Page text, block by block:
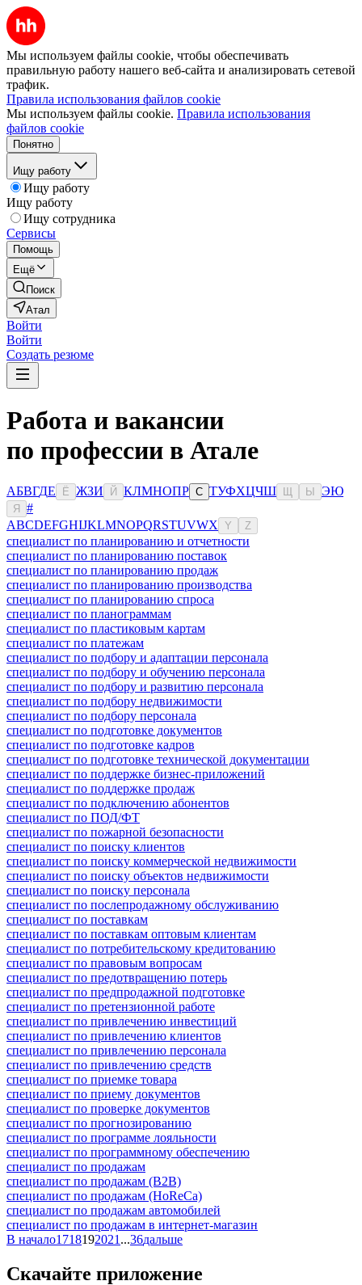
Мы используем файлы cookie, чтобы обеспечивать
правильную работу нашего веб-сайта и анализировать сетевой
трафик.
Правила использования файлов cookie
Мы используем файлы cookie. Правила использования
файлов cookie
Понятно
Ищу работу
Ищу работу
Ищу работу
Ищу сотрудника
Сервисы
Помощь
Ещё
Поиск
Атал
Войти
Войти
Создать резюме
Работа и вакансии
по профессии в Атале
АБВГДЕ Ё ЖЗИ Й КЛМНОПР С ТУФХЦЧШ Ы ЭЮ
Я
#
ABCDEFGHIJKLMNOPQRSTUVWX Y Z
специалист по планированию и отчетности
специалист по планированию поставок
специалист по планированию продаж
специалист по планированию производства
специалист по планированию спроса
специалист по планограммам
специалист по пластиковым картам
специалист по платежам
специалист по подбору и адаптации персонала
специалист по подбору и обучению персонала
специалист по подбору и развитию персонала
специалист по подбору недвижимости
специалист по подбору персонала
специалист по подготовке документов
специалист по подготовке кадров
специалист по подготовке технической документации
специалист по поддержке бизнес-приложений
специалист по поддержке продаж
специалист по подключению абонентов
специалист по ПОД/ФТ
специалист по пожарной безопасности
специалист по поиску клиентов
специалист по поиску коммерческой недвижимости
специалист по поиску объектов недвижимости
специалист по поиску персонала
специалист по послепродажному обслуживанию
специалист по поставкам
специалист по поставкам оптовым клиентам
специалист по потребительскому кредитованию
специалист по правовым вопросам
специалист по предотвращению потерь
специалист по предпродажной подготовке
специалист по претензионной работе
специалист по привлечению инвестиций
специалист по привлечению клиентов
специалист по привлечению персонала
специалист по привлечению средств
специалист по приемке товара
специалист по приему документов
специалист по проверке документов
специалист по прогнозированию
специалист по программе лояльности
специалист по программному обеспечению
специалист по продажам
специалист по продажам (B2B)
специалист по продажам (HoReCa)
специалист по продажам автомобилей
специалист по продажам в интернет-магазин
В начало1718192021 ...36дальше
Скачайте приложение